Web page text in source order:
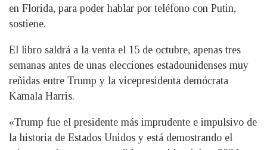
en Florida, para poder hablar por teléfono con Putin,
sostiene.
El libro saldrá a la venta el 15 de octubre, apenas tres
semanas antes de unas elecciones estadounidenses muy
reñidas entre Trump y la vicepresidenta demócrata
Kamala Harris.
«Trump fue el presidente más imprudente e impulsivo de
la historia de Estados Unidos y está demostrando el